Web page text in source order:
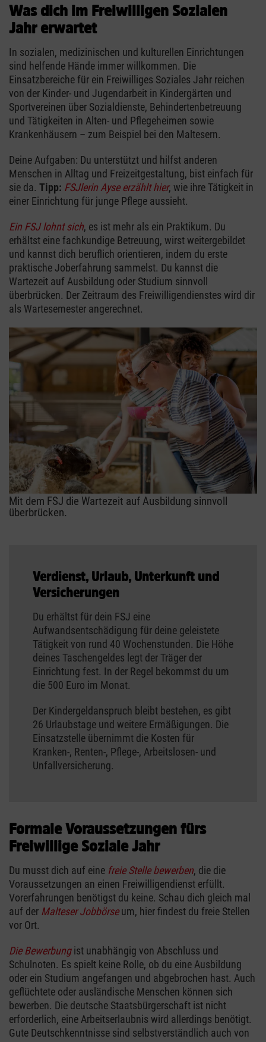
Was dich im Freiwilligen Sozialen
Jahr erwartet
In sozialen, medizinischen und kulturellen Einrichtungen
sind helfende Hände immer willkommen. Die
Einsatzbereiche für ein Freiwilliges Soziales Jahr reichen
von der Kinder- und Jugendarbeit in Kindergärten und
Sportvereinen über Sozialdienste, Behindertenbetreuung
und Tätigkeiten in Alten- und Pflegeheimen sowie
Krankenhäusern – zum Beispiel bei den Maltesern.
Deine Aufgaben: Du unterstützt und hilfst anderen
Menschen in Alltag und Freizeitgestaltung, bist einfach für
sie da. Tipp: FSJlerin Ayse erzählt hier, wie ihre Tätigkeit in
einer Einrichtung für junge Pflege aussieht.
Ein FSJ lohnt sich, es ist mehr als ein Praktikum. Du
erhältst eine fachkundige Betreuung, wirst weitergebildet
und kannst dich beruflich orientieren, indem du erste
praktische Joberfahrung sammelst. Du kannst die
Wartezeit auf Ausbildung oder Studium sinnvoll
überbrücken. Der Zeitraum des Freiwilligendienstes wird dir
als Wartesemester angerechnet.
Mit dem FSJ die Wartezeit auf Ausbildung sinnvoll
überbrücken.
Verdienst, Urlaub, Unterkunft und
Versicherungen
Du erhältst für dein FSJ eine
Aufwandsentschädigung für deine geleistete
Tätigkeit von rund 40 Wochenstunden. Die Höhe
deines Taschengeldes legt der Träger der
Einrichtung fest. In der Regel bekommst du um
die 500 Euro im Monat.
Der Kindergeldanspruch bleibt bestehen, es gibt
26 Urlaubstage und weitere Ermäßigungen. Die
Einsatzstelle übernimmt die Kosten für
Kranken-, Renten-, Pflege-, Arbeitslosen- und
Unfallversicherung.
Formale Voraussetzungen fürs
Freiwillige Soziale Jahr
Du musst dich auf eine freie Stelle bewerben, die die
Voraussetzungen an einen Freiwilligendienst erfüllt.
Vorerfahrungen benötigst du keine. Schau dich gleich mal
auf der Malteser Jobbörseum, hier findest du freie Stellen
vor Ort.
Die Bewerbungist unabhängig von Abschluss und
Schulnoten. Es spielt keine Rolle, ob du eine Ausbildung
oder ein Studium angefangen und abgebrochen hast. Auch
geflüchtete oder ausländische Menschen können sich
bewerben. Die deutsche Staatsbürgerschaft ist nicht
erforderlich, eine Arbeitserlaubnis wird allerdings benötigt.
Gute Deutschkenntnisse sind selbstverständlich auch von